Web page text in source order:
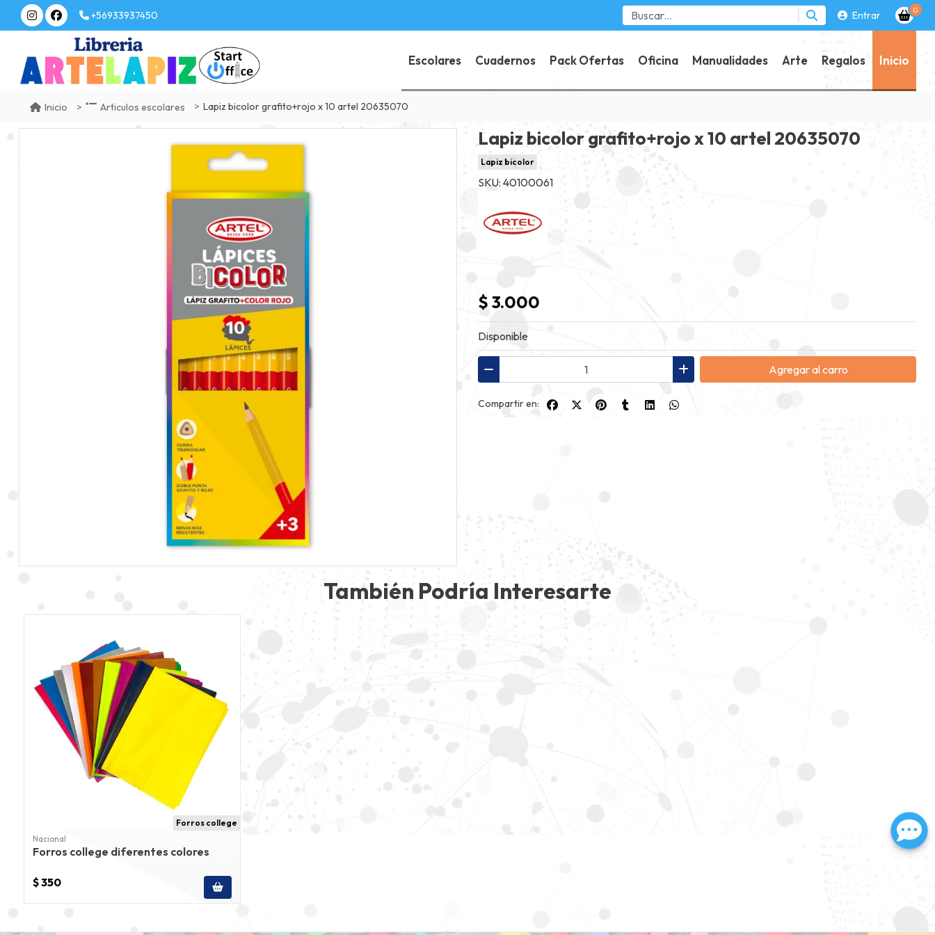
+56933937450 Entrar 0
Escolares Cuadernos Pack Ofertas Oficina Manualidades Arte Regalos Inicio
Inicio Articulos escolares Lapiz bicolor grafito+rojo x 10 artel 20635070
Lapiz bicolor grafito+rojo x 10 artel 20635070
Lapiz bicolor
SKU: 40100061
$ 3.000
Disponible
Agregaral carro
Compartir en:
También Podría Interesarte
Forros college
Nacional
Forros college diferentes colores
$ 350